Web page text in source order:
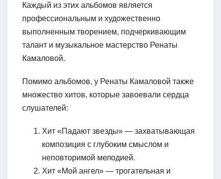
Каждый из этих альбомов является
профессиональным и художественно
выполненным творением, подчеркивающим
талант и музыкальное мастерство Ренаты
Камаловой.
Помимо альбомов, у Ренаты Камаловой также
множество хитов, которые завоевали сердца
слушателей:
Хит «Падают звезды» — захватывающая
композиция с глубоким смыслом и
неповторимой мелодией.
Хит «Мой ангел» — трогательная и